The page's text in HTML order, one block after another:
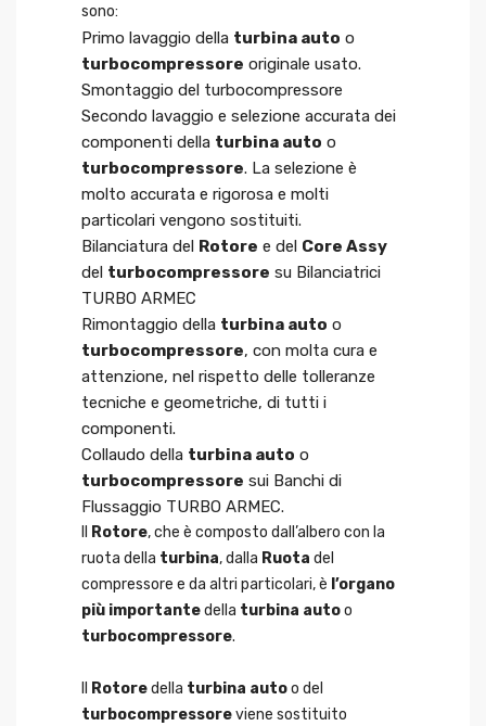
sono:
Primo lavaggio della turbina auto o
turbocompressore originale usato.
Smontaggio del turbocompressore
Secondo lavaggio e selezione accurata dei
componenti della turbina auto o
turbocompressore. La selezione è
molto accurata e rigorosa e molti
particolari vengono sostituiti.
Bilanciatura del
Rotore e del Core Assy
del turbocompressore su Bilanciatrici
TURBO ARMEC
Rimontaggio della turbina auto o
turbocompressore, con molta cura e
attenzione, nel rispetto delle tolleranze
tecniche e geometriche, di tutti i
componenti.
Collaudo della turbina auto o
turbocompressore sui Banchi di
Flussaggio TURBO ARMEC.
Rotore, che è composto dall’albero con la
ruota della turbina, dalla Ruota del
compressore e da altri particolari, è l’organo
più importantedella turbina autoo
turbocompressore.
Rotoredella turbina autoo del
turbocompressoreviene sostituito